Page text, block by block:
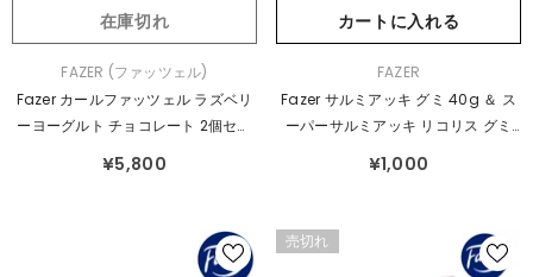
在庫切れ
売
元：
FAZER (ファッツェル)
Fazer カールファッツェル ラズベリ
ーヨーグルト チョコレート 2個セッ
¥5,800
カートに入れる
売
元：
FAZER
Fazer サルミアッキ グミ 40g ＆ ス
ーパーサルミアッキ リコリス グミ
¥1,000
売切れ